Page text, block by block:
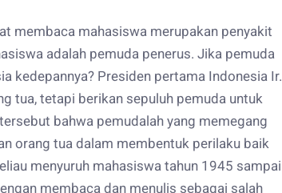
membaca mahasiswa merupakan penyakit
adalah pemuda penerus. Jika pemuda
kedepannya? Presiden pertama Indonesia Ir.
tua, tetapi berikan sepuluh pemuda untuk
bahwa pemudalah yang memegang
orang tua dalam membentuk perilaku baik
menyuruh mahasiswa tahun 1945 sampai
membaca dan menulis sebagai salah